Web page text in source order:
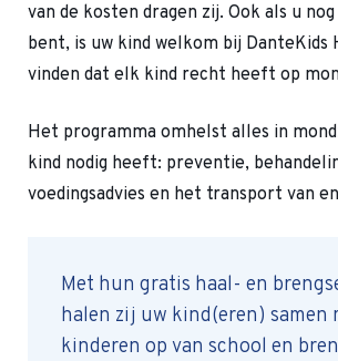
van de kosten dragen zij. Ook als u
bent, is uw kind welkom bij DanteKids
vinden dat elk kind recht heeft op
Het programma omhelst alles in
kind nodig heeft: preventie,
voedingsadvies en het transport van
Met hun gratis haal- en
halen zij uw kind(eren) samen
kinderen op van school en